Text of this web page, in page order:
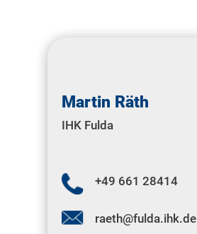
Martin Räth
IHK Fulda
+49 661 28414
raeth@fulda.ihk.de